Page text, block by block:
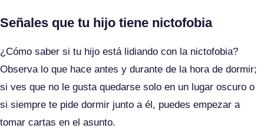
Señales que tu hijo tiene nictofobia
¿Cómo saber si tu hijo está lidiando con la nictofobia?
Observa lo que hace antes y durante de la hora de dormir;
si ves que no le gusta quedarse solo en un lugar oscuro o
si siempre te pide dormir junto a él, puedes empezar a
tomar cartas en el asunto.